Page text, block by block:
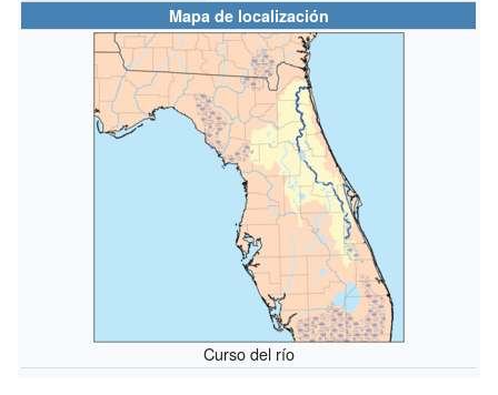
Mapa de localización
Curso del río